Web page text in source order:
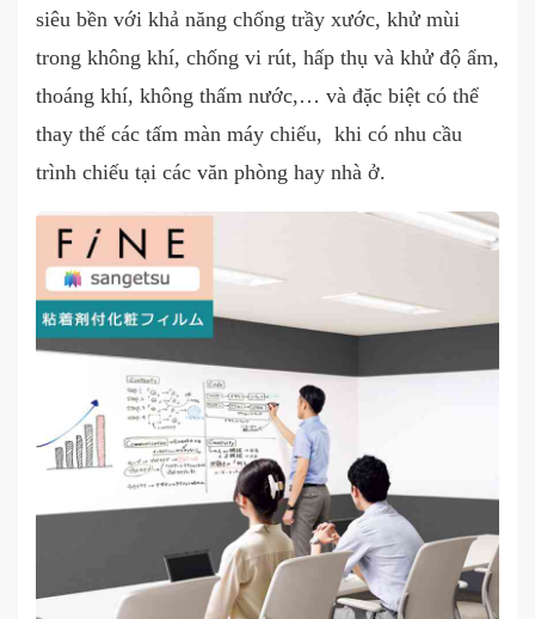
siêu bền với khả năng chống trầy xước, khử mùi
trong không khí, chống vi rút, hấp thụ và khử độ ẩm,
thoáng khí, không thấm nước,… và đặc biệt có thể
thay thế các tấm màn máy chiếu, khi có nhu cầu
trình chiếu tại các văn phòng hay nhà ở.